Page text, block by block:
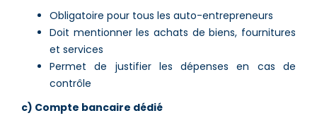
Obligatoire pour tous les auto-entrepreneurs
Doit mentionner les achats de biens, fournitures
et services
Permet de justifier les dépenses en cas de
contrôle
c) Compte bancaire dédié